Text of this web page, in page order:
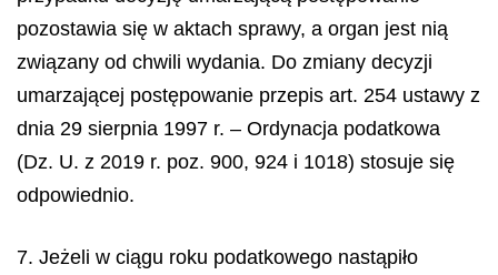
pozostawia się w aktach sprawy, a organ jest nią
związany od chwili wydania. Do zmiany decyzji
umarzającej postępowanie przepis art. 254 ustawy z
dnia 29 sierpnia 1997 r. – Ordynacja podatkowa
(Dz. U. z 2019 r. poz. 900, 924 i 1018) stosuje się
odpowiednio.
7. Jeżeli w ciągu roku podatkowego nastąpiło